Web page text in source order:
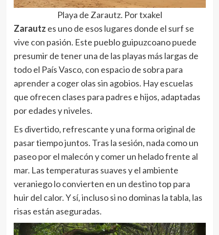
Playa de Zarautz. Por txakel
Zarautz es uno de esos lugares donde el surf se
vive con pasión. Este pueblo guipuzcoano puede
presumir de tener una de las playas más largas de
todo el País Vasco, con espacio de sobra para
aprender a coger olas sin agobios. Hay escuelas
que ofrecen clases para padres e hijos, adaptadas
por edades y niveles.
Es divertido, refrescante y una forma original de
pasar tiempo juntos. Tras la sesión, nada como un
paseo por el malecón y comer un helado frente al
mar. Las temperaturas suaves y el ambiente
veraniego lo convierten en un destino top para
huir del calor. Y sí, incluso si no dominas la tabla, las
risas están aseguradas.